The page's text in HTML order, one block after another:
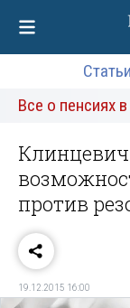
Статьи
Все о пенсиях
против
19.12.2015 16:00